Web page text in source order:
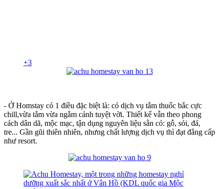
+3
- Ở Homstay có 1 điều đặc biệt là: có dịch vụ tắm thuốc bắc cực
chill,vừa tắm vừa ngắm cảnh tuyệt vời. Thiết kế vẫn theo phong
cách dân dã, mộc mạc, tận dụng nguyên liệu sẵn có: gỗ, sỏi, đá,
tre... Gần gũi thiên nhiên, nhưng chất lượng dịch vụ thì đạt đẳng cấp
như resort.